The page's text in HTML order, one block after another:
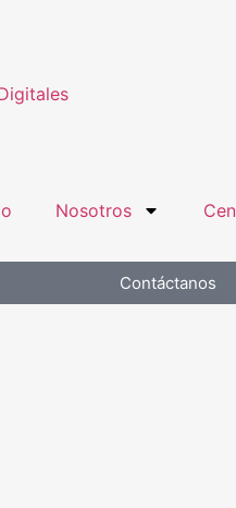
Nosotros
Contáctanos